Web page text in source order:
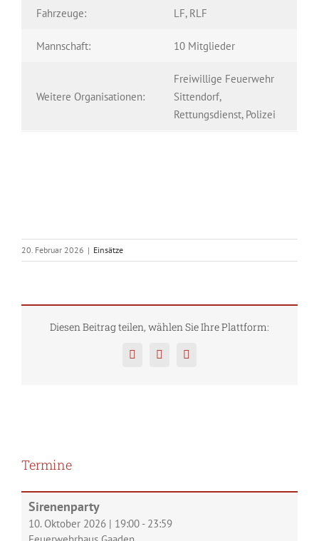
Fahrzeuge: LF, RLF
Mannschaft: 10 Mitglieder
Weitere Organisationen:
Freiwillige Feuerwehr
Sittendorf,
Rettungsdienst, Polizei
20. Februar 2026 | Einsätze
Diesen Beitrag teilen, wählen Sie Ihre Plattform:
FacebookTwitterPinterest
Termine
Sirenenparty
10. Oktober 2026 | 19:00 - 23:59